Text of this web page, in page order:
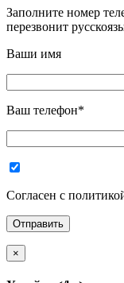
Заполните номер
перезвонит
Ваши имя
Ваш телефон*
Согласен с
×